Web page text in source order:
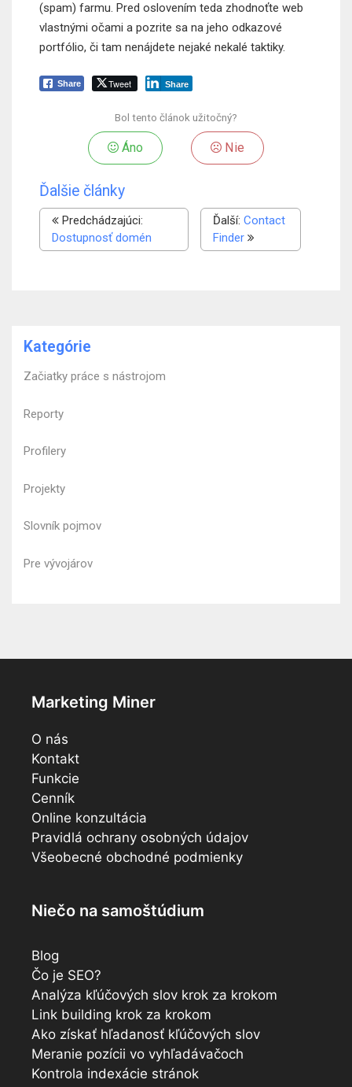
(spam) farmu. Pred oslovením teda zhodnoťte web
vlastnými očami a pozrite sa na jeho odkazové
portfólio, či tam nenájdete nejaké nekalé taktiky.
Share Tweet Share
Bol tento článok užitočný?
Áno Nie
Ďalšie články
Predchádzajúci:
Dostupnosť domén
Ďalší:Contact
Finder
Kategórie
Začiatky práce s nástrojom
Reporty
Profilery
Projekty
Slovník pojmov
Pre vývojárov
Marketing Miner
O nás
Kontakt
Funkcie
Cenník
Online konzultácia
Pravidlá ochrany osobných údajov
Všeobecné obchodné podmienky
Niečo na samoštúdium
Blog
Čo je SEO?
Analýza kľúčových slov krok za krokom
Link building krok za krokom
Ako získať hľadanosť kľúčových slov
Meranie pozícii vo vyhľadávačoch
Kontrola indexácie stránok